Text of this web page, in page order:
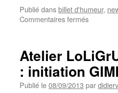
Publié dansbillet d'humeur,
Commentaires ferméssur
effacées
par
erreur
avec
Atelier
: initiation
Publié le08/09/2013 par